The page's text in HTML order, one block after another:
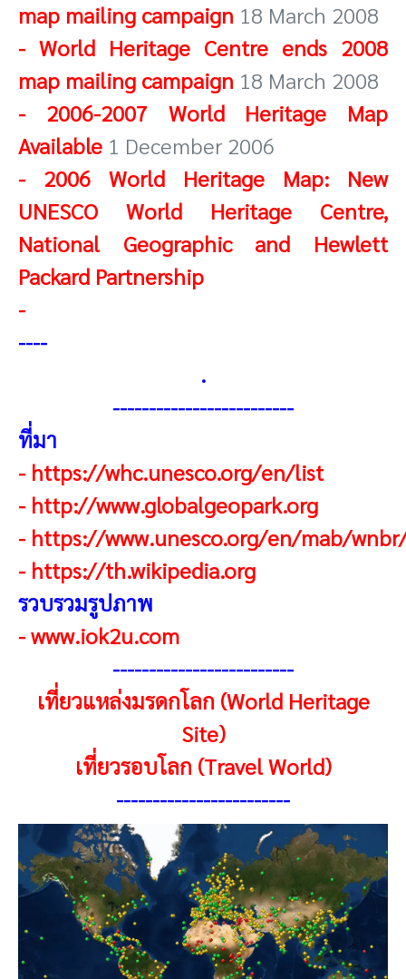
map mailing campaign 18 March 2008
- World Heritage Centre ends 2008
map mailing campaign 18 March 2008
- 2006-2007 World Heritage Map
Available 1 December 2006
- 2006 World Heritage Map: New
UNESCO World Heritage Centre,
National Geographic and Hewlett
Packard Partnership
-
----
.
-------------------------
ที่มา
- https://whc.unesco.org/en/list
- http://www.globalgeopark.org
- https://www.unesco.org/en/mab/
- https://th.wikipedia.org
รวบรวมรูปภาพ
-www.iok2u.com
-------------------------
เที่ยวแหล่งมรดกโลก (World Heritage
Site)
เที่ยวรอบโลก (Travel World)
------------------------